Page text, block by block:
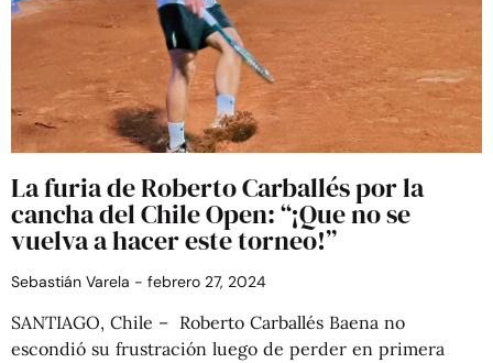
La furia de Roberto Carballés por la
cancha del Chile Open: “¡Que no se
vuelva a hacer este torneo!”
Sebastián Varela febrero 27, 2024
SANTIAGO, Chile – Roberto Carballés Baena no
escondió su frustración luego de perder en primera